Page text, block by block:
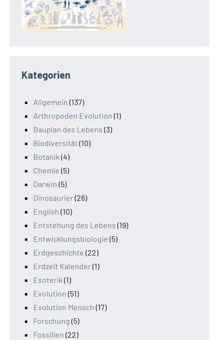
Kategorien
Allgemein (137)
Arthropoden Evolution (1)
Bauplan des Lebens (3)
Biodiversität (10)
Botanik (4)
Chemie (5)
Darwin (5)
Dinosaurier(26)
English (10)
Entstehung des Lebens (19)
Entwicklungsbiologie (5)
Erdgeschichte (22)
Erdzeit Kalender(1)
Esoterik (1)
Evolution (51)
Evolution Mensch (17)
Forschung (5)
Fossilien (22)